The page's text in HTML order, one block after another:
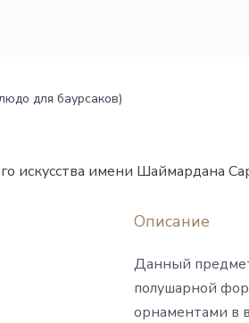
для баурсаков)
искусства имени Шаймардана
Описание
Данный
полушарной
орнаментами в